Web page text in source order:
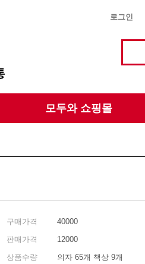
로그인
모두와 쇼핑몰
구매가격
40000
판매가격
12000
상품수량
의자 65개 책상 9개